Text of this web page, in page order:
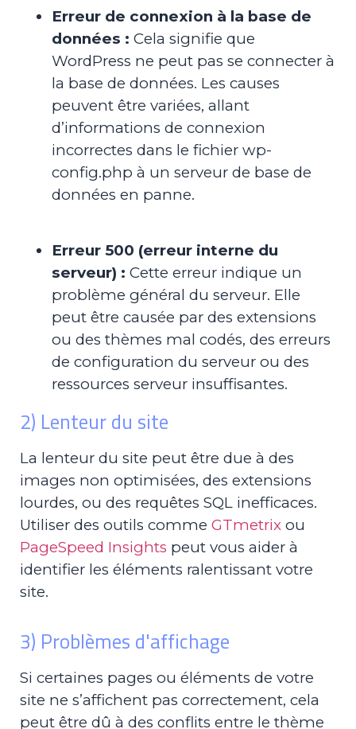
Erreur de connexion à la base de
données : Cela signifie que
WordPress ne peut pas se connecter à
la base de données. Les causes
peuvent être variées, allant
d’informations de connexion
incorrectes dans le fichier wp-
config.php à un serveur de base de
données en panne.
Erreur 500 (erreur interne du
serveur) : Cette erreur indique un
problème général du serveur. Elle
peut être causée par des extensions
ou des thèmes mal codés, des erreurs
de configuration du serveur ou des
ressources serveur insuffisantes.
2) Lenteur du site
La lenteur du site peut être due à des
images non optimisées, des extensions
lourdes, ou des requêtes SQL inefficaces.
Utiliser des outils comme GTmetrix ou
PageSpeed Insights peut vous aider à
identifier les éléments ralentissant votre
site.
3) Problèmes d'affichage
Si certaines pages ou éléments de votre
site ne s’affichent pas correctement, cela
peut être dû à des conflits entre le thème